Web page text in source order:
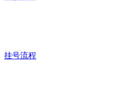
挂号流程